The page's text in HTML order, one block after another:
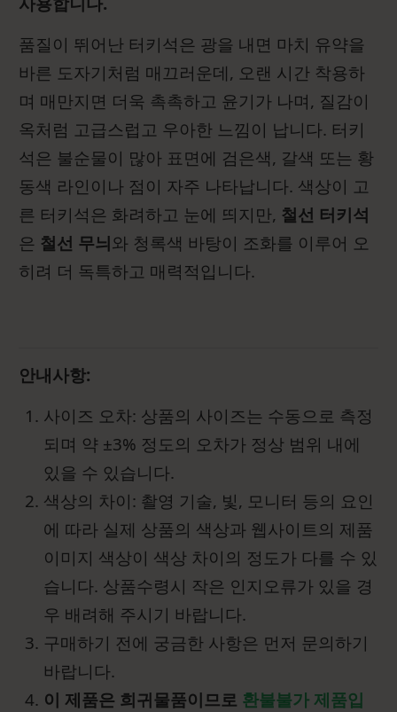
품질이 뛰어난 터키석은 광을 내면 마치 유약을
바른 도자기처럼 매끄러운데, 오랜 시간 착용하
며 매만지면 더욱 촉촉하고 윤기가 나며, 질감이
옥처럼 고급스럽고 우아한 느낌이 납니다. 터키
석은 불순물이 많아 표면에 검은색, 갈색 또는 황
동색 라인이나 점이 자주 나타납니다. 색상이 고
른 터키석은 화려하고 눈에 띄지만, 철선 터키석
은 철선 무늬와 청록색 바탕이 조화를 이루어 오
히려 더 독특하고 매력적입니다.
안내사항:
사이즈 오차: 상품의 사이즈는 수동으로 측정
되며 약 ±3% 정도의 오차가 정상 범위 내에
있을 수 있습니다.
색상의 차이: 촬영 기술, 빛, 모니터 등의 요인
에 따라 실제 상품의 색상과 웹사이트의 제품
이미지 색상이 색상 차이의 정도가 다를 수 있
습니다. 상품수령시 작은 인지오류가 있을 경
우 배려해 주시기 바랍니다.
구매하기 전에 궁금한 사항은 먼저 문의하기
바랍니다.
이 제품은 희귀물품이므로 환불불가 제품입